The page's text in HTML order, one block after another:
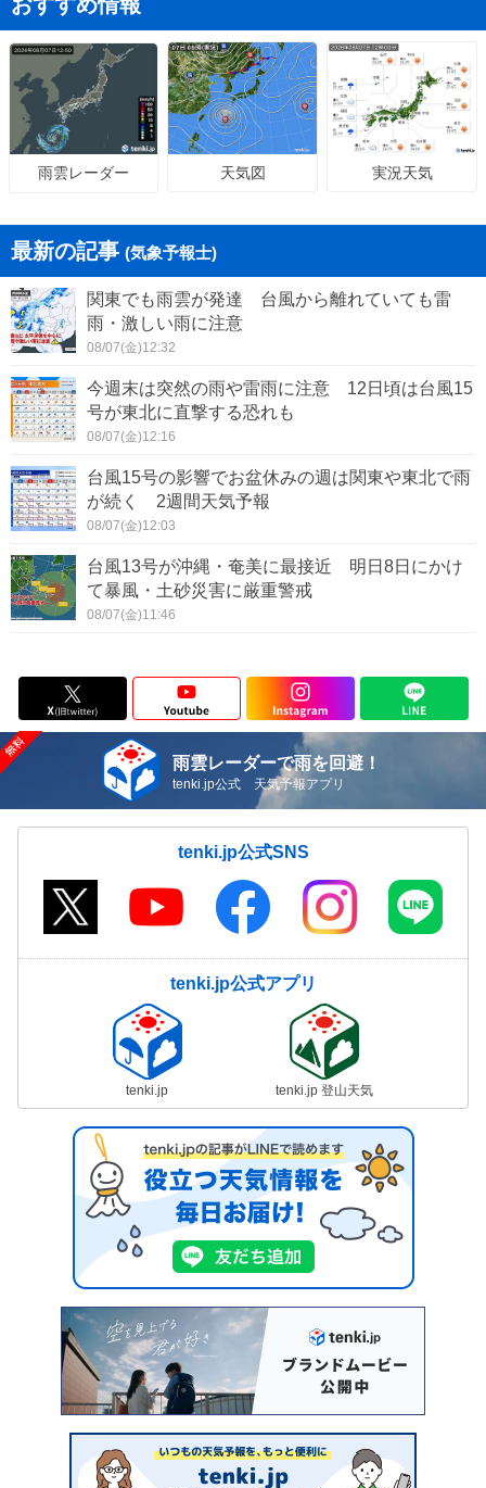
雨雲レーダー 天気図 実況天気
最新の記事 (気象予報士)
関東でも雨雲が発達 台風から離れていても雷
雨・激しい雨に注意
08/07(金)12:32
今週末は突然の雨や雷雨に注意 12日頃は台風15
号が東北に直撃する恐れも
08/07(金)12:16
台風15号の影響でお盆休みの週は関東や東北で雨
が続く 2週間天気予報
08/07(金)12:03
台風13号が沖縄・奄美に最接近 明日8日にかけ
て暴風・土砂災害に厳重警戒
08/07(金)11:46
雨雲レーダーで雨を回避！
tenki.jp公式 天気予報アプリ
tenki.jp公式SNS
tenki.jp公式アプリ
tenki.jp tenki.jp 登山天気